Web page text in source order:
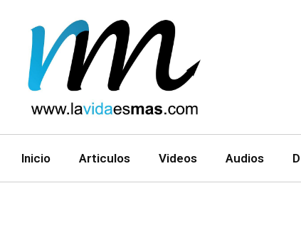
contenido
Inicio Articulos Videos Audios